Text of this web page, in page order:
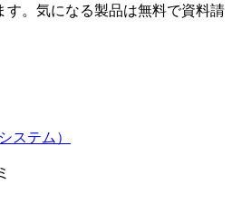
す。気になる製品は無料で資料請
ステム）